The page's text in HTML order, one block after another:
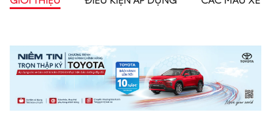
VR Showroom
So sánh xe